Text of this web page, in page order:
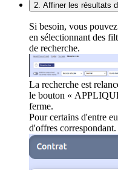
2. Affiner les résultats
Si besoin, vous
en sélectionnant des
de recherche.
La recherche est
le bouton «
ferme.
Pour certains d'entre
d'offres correspondant.